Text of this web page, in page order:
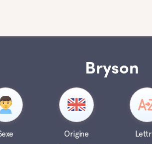
Bryson
Origine